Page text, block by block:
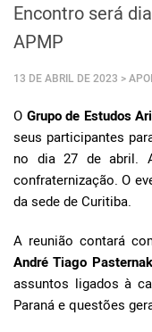
Encontro será
APMP
13 DE ABRIL DE 2023 >
O Grupo de Estudos
seus participantes
no dia 27 de abril.
confraternização. O
da sede de Curitiba.
A reunião contará
André Tiago
assuntos ligados à
Paraná e questões